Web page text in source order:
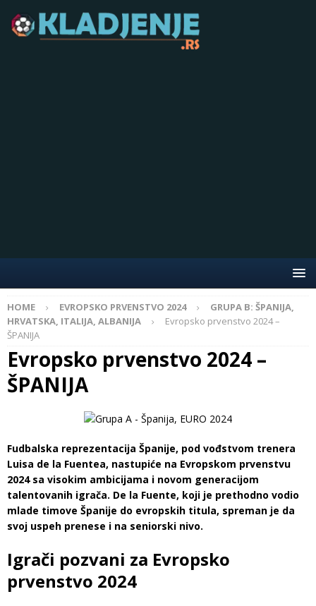
HOME EVROPSKO PRVENSTVO 2024
GRUPA B: ŠPANIJA,
HRVATSKA, ITALIJA, ALBANIJA
Evropsko prvenstvo 2024 –
ŠPANIJA
Evropsko prvenstvo 2024 –
ŠPANIJA
Fudbalska reprezentacija Španije, pod vođstvom trenera
Luisa de la Fuentea, nastupiće na Evropskom prvenstvu
2024 sa visokim ambicijama i novom generacijom
talentovanih igrača. De la Fuente, koji je prethodno vodio
mlade timove Španije do evropskih titula, spreman je da
svoj uspeh prenese i na seniorski nivo.
Igrači pozvani za Evropsko
prvenstvo 2024